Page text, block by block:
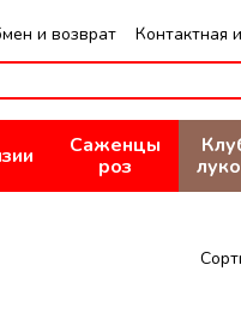
и возврат
Контактная
оферта Политика
Саженцы
роз